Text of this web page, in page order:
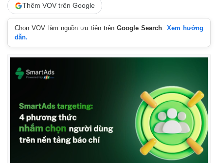
Kinh tế
Giá cà phê
Thêm VOV trên Google
Chọn VOV làm nguồn ưu tiên trênGoogle Search. Xem hướng
dẫn.